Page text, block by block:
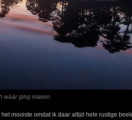
wáár ging maken.
mooiste omdat ik daar altijd hele rustige